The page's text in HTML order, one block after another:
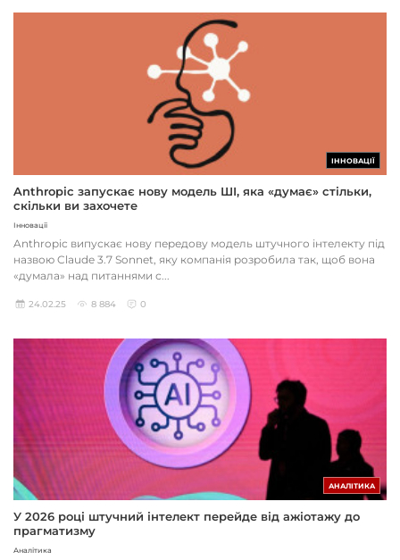
ІННОВАЦІЇ
Anthropic запускає нову модель ШІ, яка «думає» стільки,
скільки ви захочете
Інновації
Anthropic випускає нову передову модель штучного інтелекту під
назвою Claude 3.7 Sonnet, яку компанія розробила так, щоб вона
«думала» над питаннями с...
24.02.25 8 884 0
АНАЛІТИКА
У 2026 році штучний інтелект перейде від ажіотажу до
прагматизму
Аналітика